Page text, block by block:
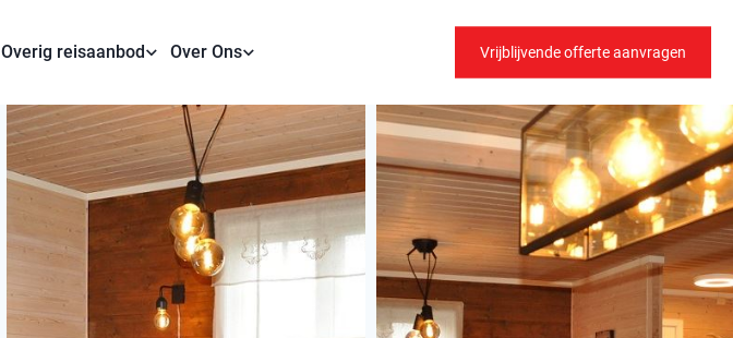
Overig reisaanbod Over Ons Vrijblijvende offerte aanvragen